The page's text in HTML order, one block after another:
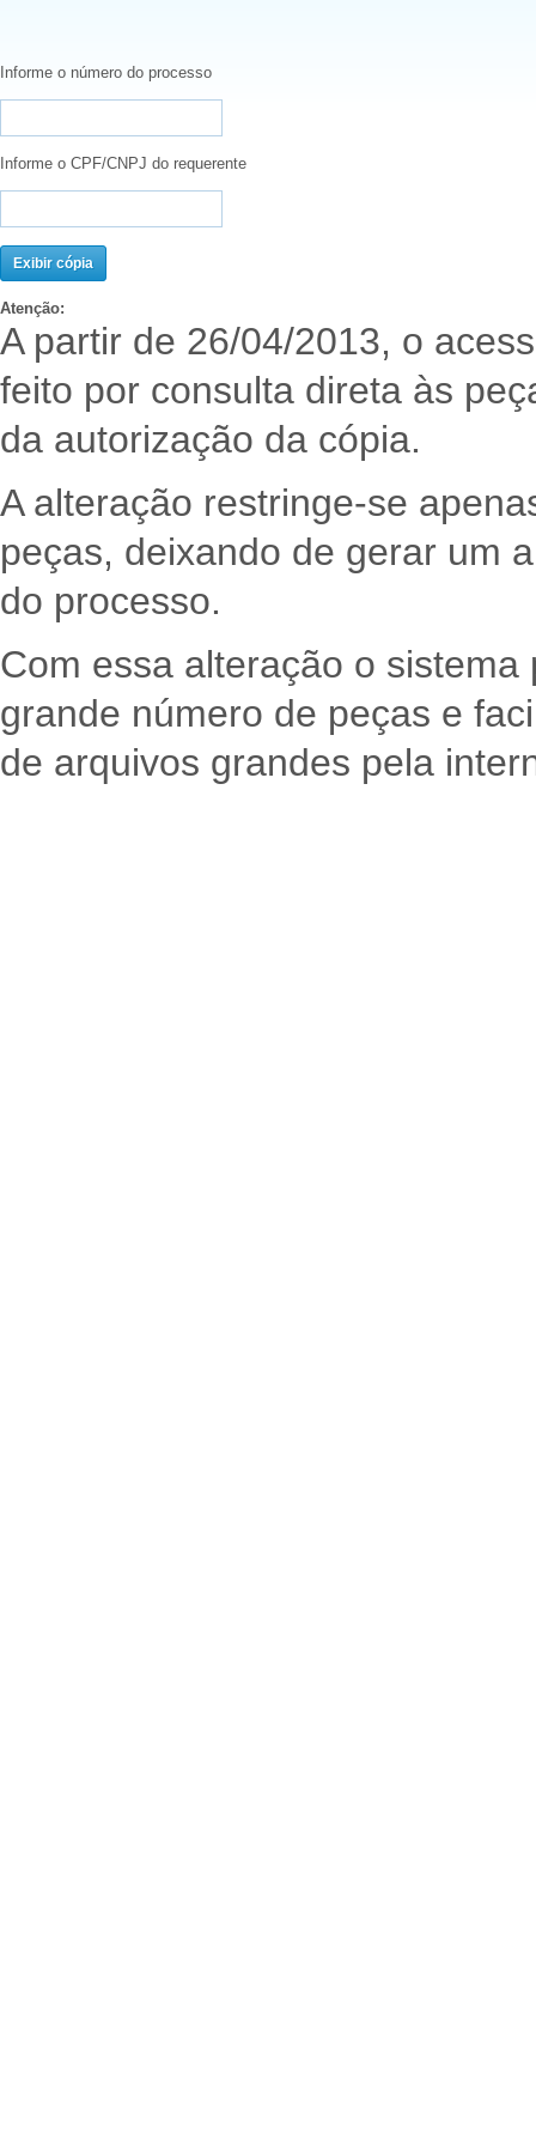
Informe o número do processo
Informe o CPF/CNPJ do requerente
Atenção:
A partir de 26/04/2013, o
feito por consulta direta às
da autorização da cópia.
A alteração restringe-se
peças, deixando de gerar um
do processo.
Com essa alteração o
grande número de peças e
de arquivos grandes pela